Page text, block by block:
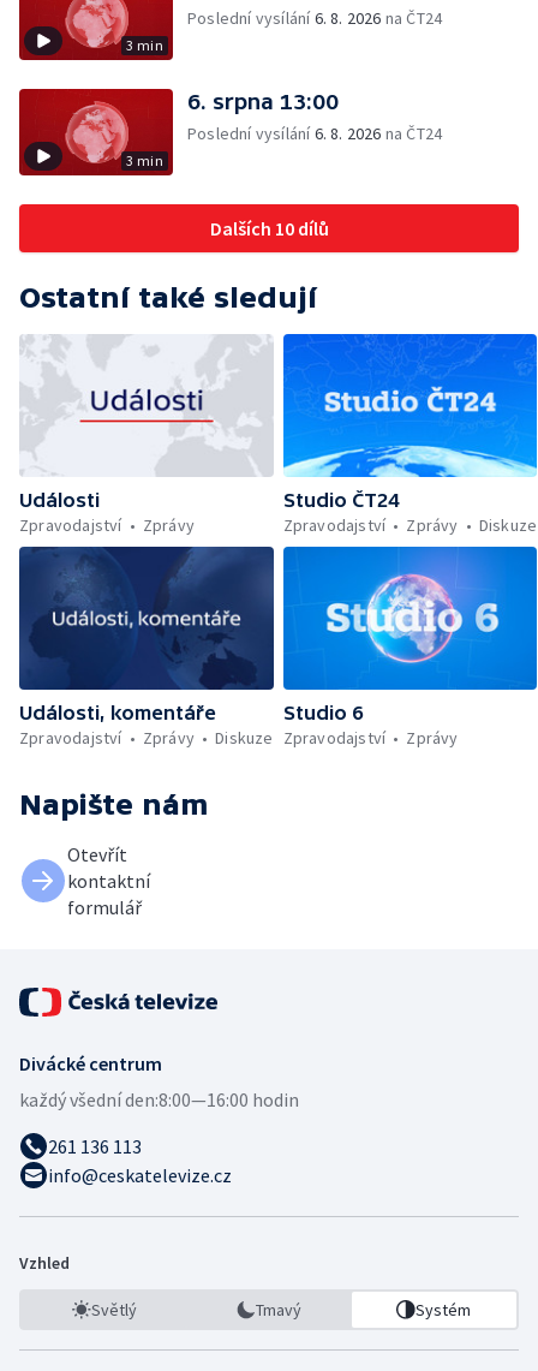
3 min
Poslední vysílání6. 8. 2026 na ČT24
3 min
6. srpna 13:00
Poslední vysílání6. 8. 2026 na ČT24
Dalších 10 dílů
Ostatní také sledují
Události
Zpravodajství
Zprávy
Studio ČT24
Zpravodajství
Zprávy Diskuze
Události, komentáře
Zpravodajství
Zprávy Diskuze
Studio 6
Zpravodajství
Zprávy
Napište nám
Otevřít
kontaktní
formulář
Divácké centrum
každý všední den:8:00—16:00 hodin
261 136 113
info@ceskatelevize.cz
Vzhled
Světlý Tmavý Systém